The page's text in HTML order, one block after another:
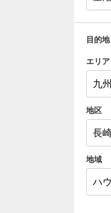
目的地
エリア
地区
地域